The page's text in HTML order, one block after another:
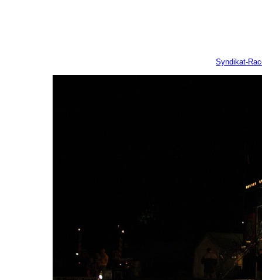
Syndikat-